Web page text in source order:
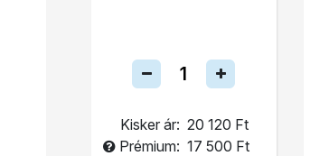
Kisker ár: 20 120 Ft
Prémium: 17 500 Ft